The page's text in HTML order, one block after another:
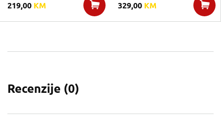
219,00 KM 329,00 KM
Recenzije (0)